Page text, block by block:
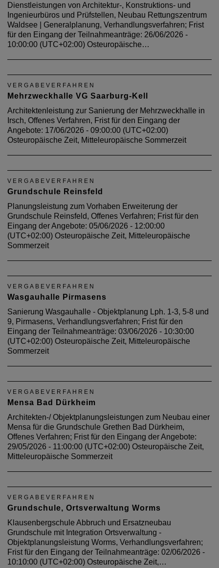
Dienstleistungen von Architektur-, Konstruktions- und
Ingenieurbüros und Prüfstellen, Neubau Rettungszentrum
Waldsee | Generalplanung, Verhandlungsverfahren; Frist
für den Eingang der Teilnahmeanträge: 26/06/2026 -
10:00:00 (UTC+02:00) Osteuropäische…
VERGABEVERFAHREN
Mehrzweckhalle VG Saarburg-Kell
Architektenleistung zur Sanierung der Mehrzweckhalle in
Irsch, Offenes Verfahren, Frist für den Eingang der
Angebote: 17/06/2026 - 09:00:00 (UTC+02:00)
Osteuropäische Zeit, Mitteleuropäische Sommerzeit
VERGABEVERFAHREN
Grundschule Reinsfeld
Planungsleistung zum Vorhaben Erweiterung der
Grundschule Reinsfeld, Offenes Verfahren; Frist für den
Eingang der Angebote: 05/06/2026 - 12:00:00
(UTC+02:00) Osteuropäische Zeit, Mitteleuropäische
Sommerzeit
VERGABEVERFAHREN
Wasgauhalle Pirmasens
Sanierung Wasgauhalle - Objektplanung Lph. 1-3, 5-8 und
9, Pirmasens, Verhandlungsverfahren; Frist für den
Eingang der Teilnahmeanträge: 03/06/2026 - 10:30:00
(UTC+02:00) Osteuropäische Zeit, Mitteleuropäische
Sommerzeit
VERGABEVERFAHREN
Mensa Bad Dürkheim
Architekten-/ Objektplanungsleistungen zum Neubau einer
Mensa für die Grundschule Grethen Bad Dürkheim,
Offenes Verfahren; Frist für den Eingang der Angebote:
29/05/2026 - 11:00:00 (UTC+02:00) Osteuropäische Zeit,
Mitteleuropäische Sommerzeit
VERGABEVERFAHREN
Grundschule, Ortsverwaltung Worms
Klausenbergschule Abbruch und Ersatzneubau
Grundschule mit Integration Ortsverwaltung -
Objektplanungsleistung Worms, Verhandlungsverfahren;
Frist für den Eingang der Teilnahmeanträge: 02/06/2026 -
10:10:00 (UTC+02:00) Osteuropäische Zeit,…